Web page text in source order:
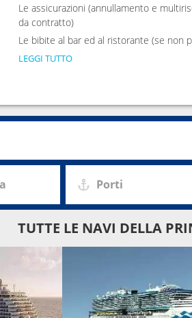
17:00
Le assicurazioni (annullamento e
da contratto)
Le bibite al bar ed al ristorante (se non
LEGGI TUTTO
Porti
TUTTE LE NAVI DELLA